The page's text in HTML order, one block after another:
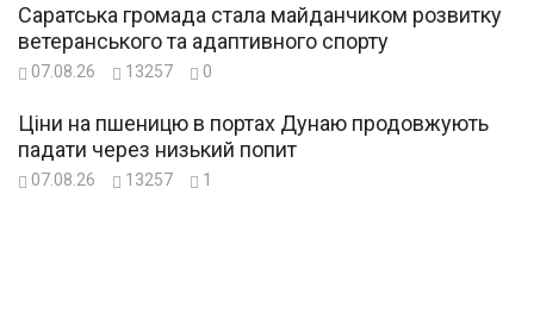
Саратська громада стала майданчиком розвитку
ветеранського та адаптивного спорту
07.08.26 13257 0
Ціни на пшеницю в портах Дунаю продовжують
падати через низький попит
07.08.26 13257 1